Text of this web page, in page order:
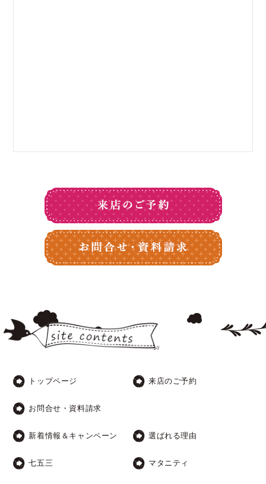
トップページ 来店のご予約
お問合せ・資料請求
新着情報＆キャンペーン 選ばれる理由
七五三 マタニティ